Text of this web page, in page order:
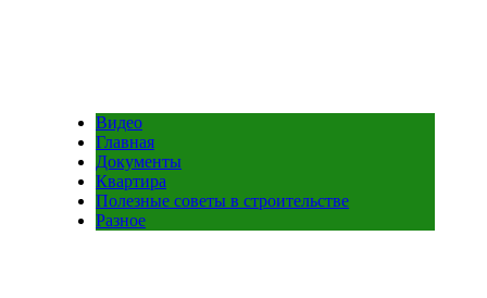
Видео
Главная
Документы
Квартира
Полезные советы в строительстве
Разное